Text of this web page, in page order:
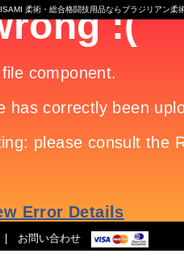
ISAMI 柔術・総合格闘技用品ならブラジリアン柔
お問い合わせ